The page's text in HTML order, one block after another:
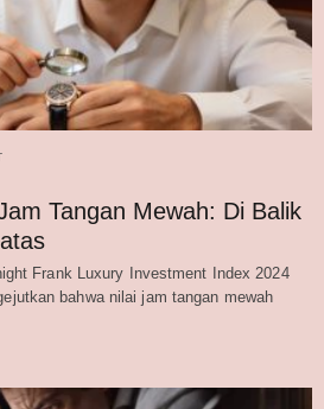
Tangan Mewah: Di Balik
Frank Luxury Investment Index 2024
bahwa nilai jam tangan mewah